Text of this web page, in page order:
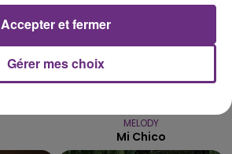
MELODY
Mi Chico
Gérer mes choix
Accepter et fermer